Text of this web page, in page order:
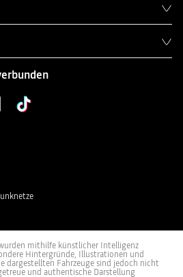
mithilfe künstlicher Intelligenz
Hintergründe, Illustrationen und
dargestellten Fahrzeuge sind jedoch nicht
und authentische Darstellung